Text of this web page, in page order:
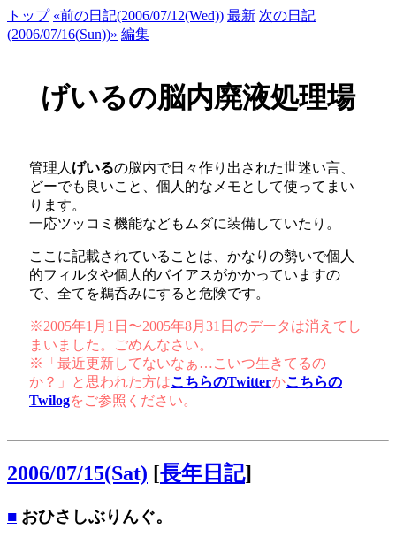
トップ «前の日記(2006/07/12(Wed)) 最新 次の日記
(2006/07/16(Sun))» 編集
げいるの脳内廃液処理場
管理人 げいるの脳内で日々作り出された世迷い言、
どーでも良いこと、個人的なメモとして使ってまい
ります。
一応ツッコミ機能などもムダに装備していたり。
ここに記載されていることは、かなりの勢いで個人
的フィルタや個人的バイアスがかかっていますの
で、全てを鵜呑みにすると危険です。
※2005年1月1日〜2005年8月31日のデータは消えてし
まいました。ごめんなさい。
※「最近更新してないなぁ…こいつ生きてるの
か？」と思われた方はこちらのTwitterかこちらの
Twilogをご参照ください。
2006/07/15(Sat) [長年日記]
■ おひさしぶりんぐ。